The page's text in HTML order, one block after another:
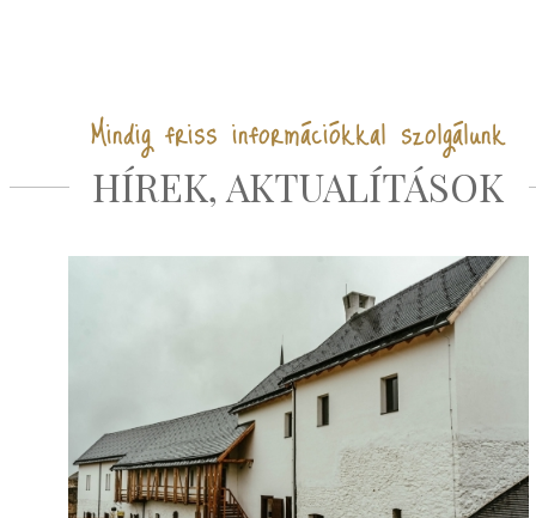
Mindig friss információkkal szolgálunk
HÍREK, AKTUALÍTÁSOK